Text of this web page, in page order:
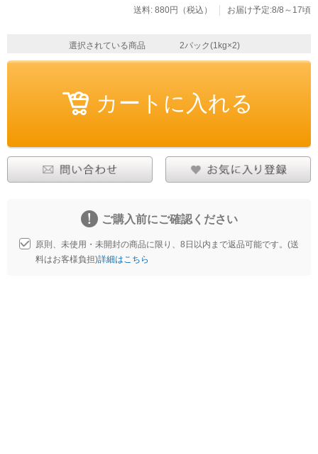
送料: 880円（税込） お届け予定:8/8～17頃
選択されている商品 2パック(1kg×2)
ご購入前にご確認ください
原則、未使用・未開封の商品に限り、8日以内まで返品可能です。(送
料はお客様負担)詳細はこちら